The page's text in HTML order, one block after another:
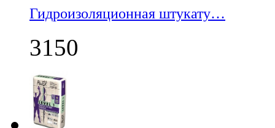
Гидроизоляционная штукату…
3150